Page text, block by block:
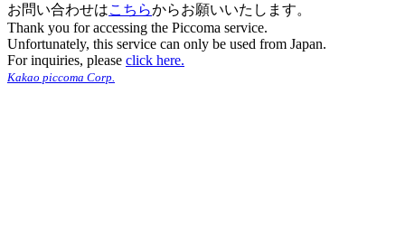
お問い合わせはこちらからお願いいたします。
Thank you for accessing the Piccoma service.
Unfortunately, this service can only be used from Japan.
For inquiries, please click here.
Kakao piccoma Corp.